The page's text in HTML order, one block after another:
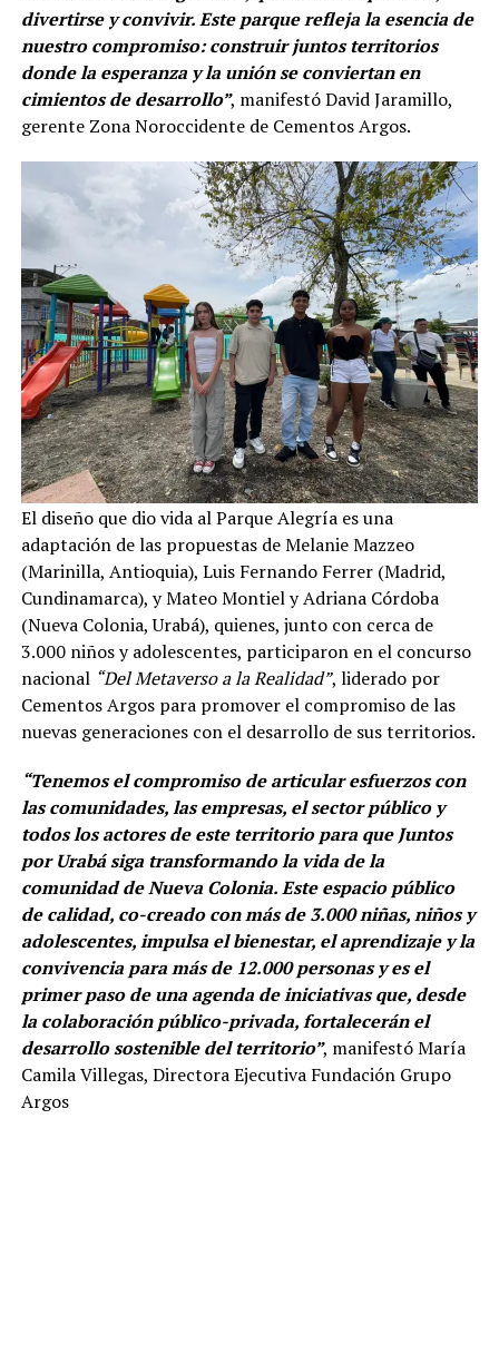
divertirse y convivir. Este parque refleja la esencia de
nuestro compromiso: construir juntos territorios
donde la esperanza y la unión se conviertan en
cimientos de desarrollo”, manifestó David Jaramillo,
gerente Zona Noroccidente de Cementos Argos.
El diseño que dio vida al Parque Alegría es una
adaptación de las propuestas de Melanie Mazzeo
(Marinilla, Antioquia), Luis Fernando Ferrer (Madrid,
Cundinamarca), y Mateo Montiel y Adriana Córdoba
(Nueva Colonia, Urabá), quienes, junto con cerca de
3.000 niños y adolescentes, participaron en el concurso
nacional “Del Metaverso a la Realidad”, liderado por
Cementos Argos para promover el compromiso de las
nuevas generaciones con el desarrollo de sus territorios.
“Tenemos el compromiso de articular esfuerzos con
las comunidades, las empresas, el sector público y
todos los actores de este territorio para que Juntos
por Urabá siga transformando la vida de la
comunidad de Nueva Colonia. Este espacio público
de calidad, co-creado con más de 3.000 niñas, niños y
adolescentes, impulsa el bienestar, el aprendizaje y la
convivencia para más de 12.000 personas y es el
primer paso de una agenda de iniciativas que, desde
la colaboración público-privada, fortalecerán el
desarrollo sostenible del territorio”, manifestó María
Camila Villegas, Directora Ejecutiva Fundación Grupo
Argos